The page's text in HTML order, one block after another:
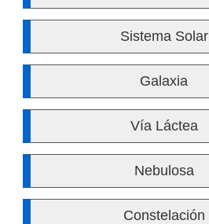
Sistema Solar
Galaxia
Vía Láctea
Nebulosa
Constelación